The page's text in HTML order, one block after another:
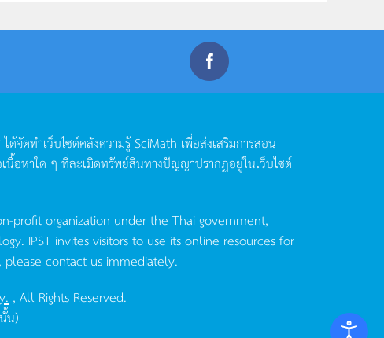
ได้จัดทำเว็บไซต์คลังความรู้SciMath เพื่อส่งเสริมการสอน
นื้อหาใด ๆ ที่ละเมิดทรัพย์สินทางปัญญาปรากฏอยู่ในเว็บไซต์
profit organization under the Thai government,
IPST invites visitors to use its online resources for
contact us immediately.
, All Rights Reserved.
น)